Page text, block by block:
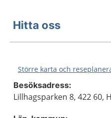
Hitta oss
Större karta och
Besöksadress:
Lillhagsparken 8, 422 60,